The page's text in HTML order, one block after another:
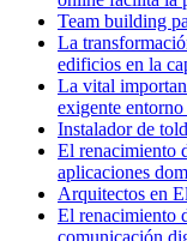
Team building
La
edificios en la
La vital
exigente
Instalador de
El renacimiento
aplicaciones
Arquitectos en
El renacimiento